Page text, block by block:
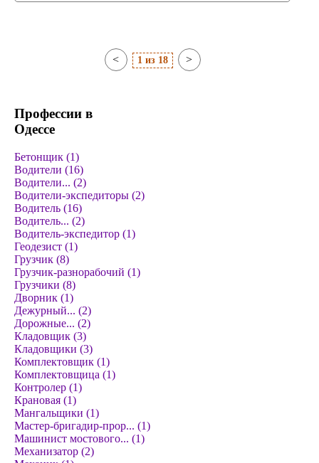
< 1 из 18 >
Профессии в
Одессе
Бетонщик (1)
Водители (16)
Водители... (2)
Водители-экспедиторы (2)
Водитель (16)
Водитель... (2)
Водитель-экспедитор (1)
Геодезист (1)
Грузчик (8)
Грузчик-разнорабочий (1)
Грузчики (8)
Дворник (1)
Дежурный... (2)
Дорожные... (2)
Кладовщик (3)
Кладовщики (3)
Комплектовщик (1)
Комплектовщица (1)
Контролер (1)
Крановая (1)
Мангальщики (1)
Мастер-бригадир-прор... (1)
Машинист мостового... (1)
Механизатор (2)